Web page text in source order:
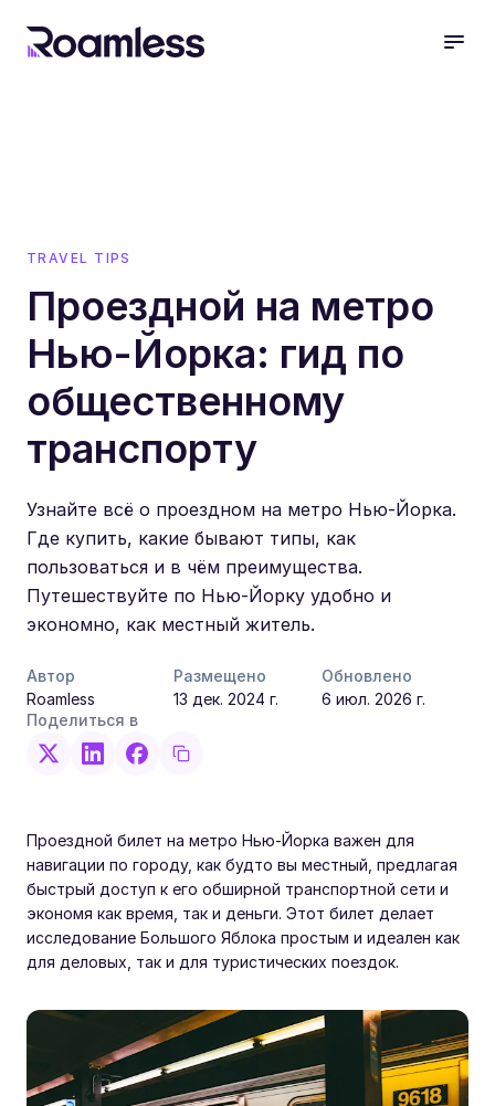
TRAVEL TIPS
Проездной на метро
Нью-Йорка: гид по
общественному
транспорту
Узнайте всё о проездном на метро Нью-Йорка.
Где купить, какие бывают типы, как
пользоваться и в чём преимущества.
Путешествуйте по Нью-Йорку удобно и
экономно, как местный житель.
Автор
Roamless
Размещено
13 дек. 2024 г.
Обновлено
6 июл. 2026 г.
Поделиться в
Проездной билет на метро Нью-Йорка важен для
навигации по городу, как будто вы местный, предлагая
быстрый доступ к его обширной транспортной сети и
экономя как время, так и деньги. Этот билет делает
исследование Большого Яблока простым и идеален как
для деловых, так и для туристических поездок.